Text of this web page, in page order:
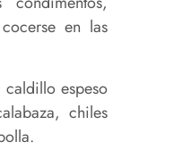
en las
espeso
chiles